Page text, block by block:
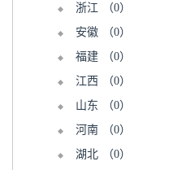
浙江
（0）
安徽
（0）
福建
（0）
江西
（0）
山东
（0）
河南
（0）
湖北
（0）